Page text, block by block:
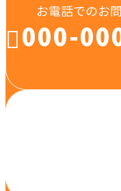
お電話でのお
000-